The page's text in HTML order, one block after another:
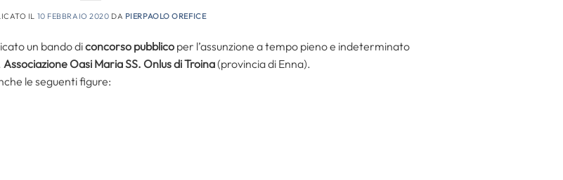
IL 10 FEBBRAIO 2020 DA PIERPAOLO OREFICE
un bando diconcorso pubblico per l’assunzione a tempo pieno e indeterminato
Associazione Oasi Maria SS. Onlus di Troina(provincia di Enna).
le seguenti figure: